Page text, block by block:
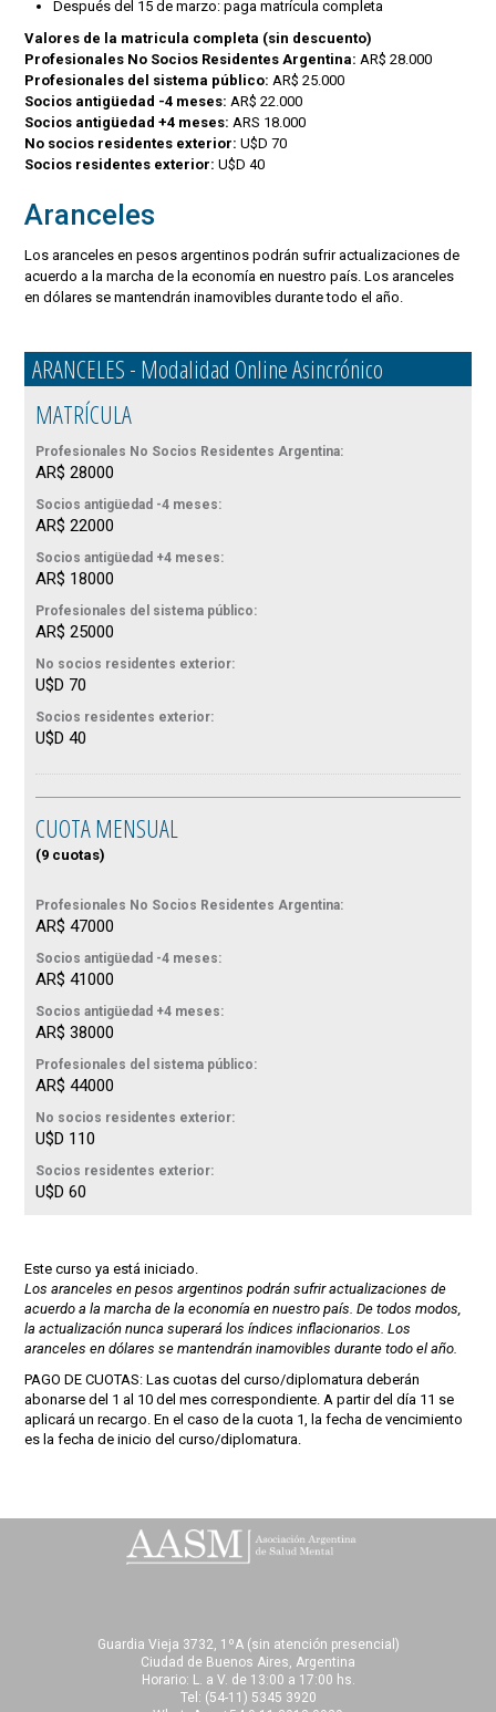
Después del 15 de marzo: paga matrícula completa
Valores de la matricula completa (sin descuento)
Profesionales No Socios Residentes Argentina:AR$ 28.000
Profesionales del sistema público:AR$ 25.000
Socios antigüedad -4 meses:AR$ 22.000
Socios antigüedad +4 meses:ARS 18.000
No socios residentes exterior:U$D 70
Socios residentes exterior:U$D 40
Aranceles
Los aranceles en pesos argentinos podrán sufrir actualizaciones de
acuerdo a la marcha de la economía en nuestro país. Los aranceles
en dólares se mantendrán inamovibles durante todo el año.
ARANCELES - Modalidad Online Asincrónico
MATRÍCULA
Profesionales No Socios Residentes Argentina:
AR$ 28000
Socios antigüedad -4 meses:
AR$ 22000
Socios antigüedad +4 meses:
AR$ 18000
Profesionales del sistema público:
AR$ 25000
No socios residentes exterior:
U$D 70
Socios residentes exterior:
U$D 40
CUOTA MENSUAL
(9 cuotas)
Profesionales No Socios Residentes Argentina:
AR$ 47000
Socios antigüedad -4 meses:
AR$ 41000
Socios antigüedad +4 meses:
AR$ 38000
Profesionales del sistema público:
AR$ 44000
No socios residentes exterior:
U$D 110
Socios residentes exterior:
U$D 60
Este curso ya está iniciado.
Los aranceles en pesos argentinos podrán sufrir actualizaciones de
acuerdo a la marcha de la economía en nuestro país. De todos modos,
la actualización nunca superará los índices inflacionarios. Los
aranceles en dólares se mantendrán inamovibles durante todo el año.
PAGO DE CUOTAS: Las cuotas del curso/diplomatura deberán
abonarse del 1 al 10 del mes correspondiente. A partir del día 11 se
aplicará un recargo. En el caso de la cuota 1, la fecha de vencimiento
es la fecha de inicio del curso/diplomatura.
Guardia Vieja 3732, 1ºA (sin atención presencial)
Ciudad de Buenos Aires, Argentina
Horario: L. a V. de 13:00 a 17:00 hs.
Tel: (54-11) 5345 3920